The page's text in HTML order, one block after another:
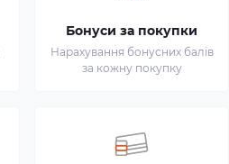
Бонуси за покупки
Нарахування бонусних балів
за кожну покупку